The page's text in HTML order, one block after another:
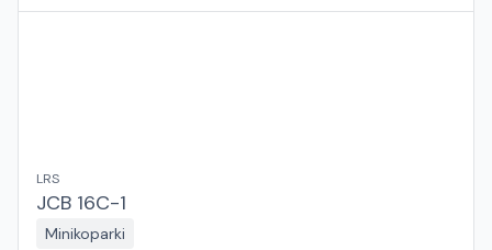
LRS
JCB 16C-1
Minikoparki